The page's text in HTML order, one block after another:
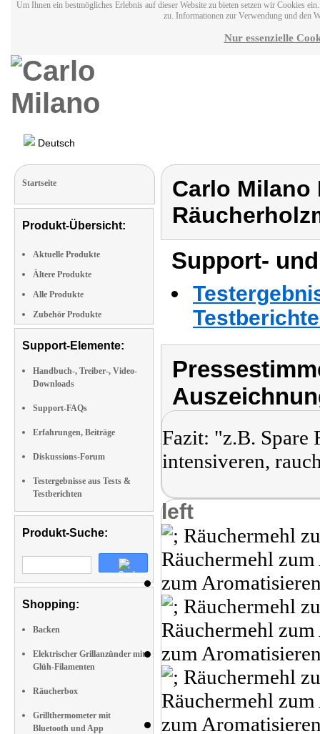
Um Ihnen ein bestmögliches Erlebnis auf dieser Website zu bieten setzen wir Cookies
zu. Informationen zur Verwendung und den
Nur essenzielle
Deutsch
Startseite
Produkt-Übersicht:
Aktuelle Produkte
Ältere Produkte
Alle Produkte
Zubehör Produkte
Support-Elemente:
Handbuch-, Treiber-, Video-
Downloads
Support-FAQs
Erfahrungen, Beiträge
Diskussions-Forum
Testergebnisse aus Tests &
Testberichten
Produkt-Suche:
Shopping:
Backen
Elektrischer Grillanzünder mit
Glüh-Filamenten
Räucherbox
Grillthermometer mit
Bluetooth und App
Carlo
Support-
Fazit: "z.B. Spare
intensiveren,
left